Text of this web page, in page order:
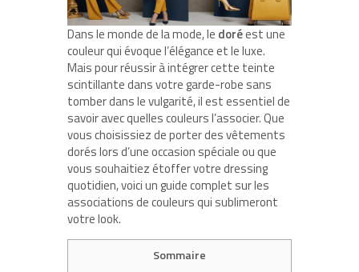
Dans le monde de la mode, le doréest une
couleur qui évoque l’élégance et le luxe.
Mais pour réussir à intégrer cette teinte
scintillante dans votre garde-robe sans
tomber dans le vulgarité, il est essentiel de
savoir avec quelles couleurs l’associer. Que
vous choisissiez de porter des vêtements
dorés lors d’une occasion spéciale ou que
vous souhaitiez étoffer votre dressing
quotidien, voici un guide complet sur les
associations de couleurs qui sublimeront
votre look.
Sommaire